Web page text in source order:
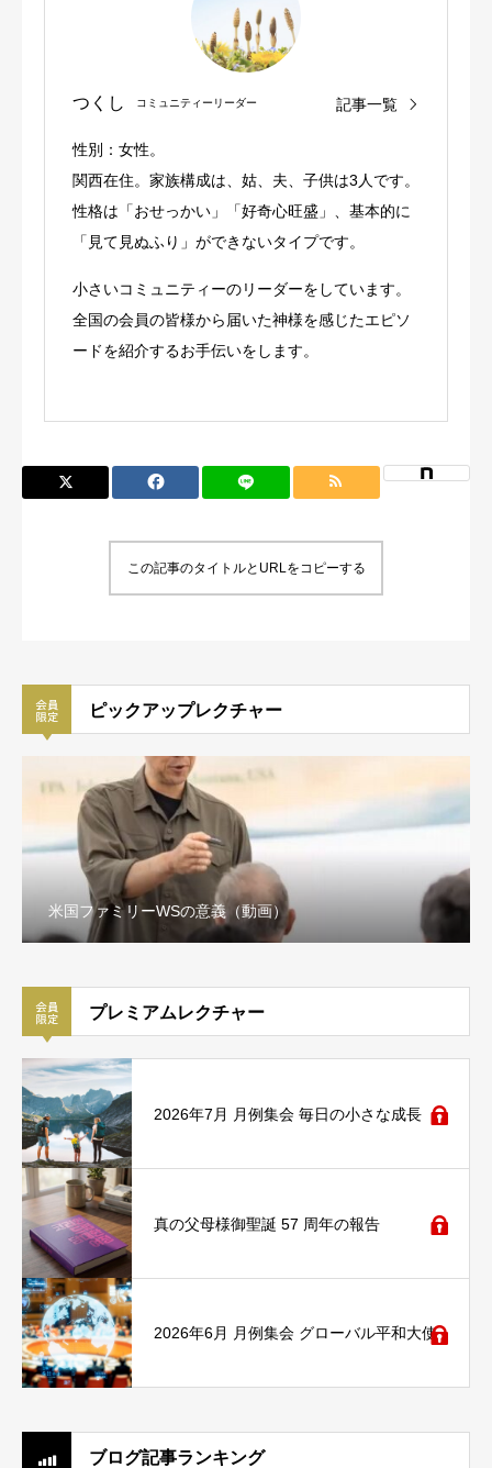
つくし コミュニティーリーダー 記事一覧
性別：女性。
関西在住。家族構成は、姑、夫、子供は3人です。
性格は「おせっかい」「好奇心旺盛」、基本的に
「見て見ぬふり」ができないタイプです。
小さいコミュニティーのリーダーをしています。
全国の会員の皆様から届いた神様を感じたエピソ
ードを紹介するお手伝いをします。
この記事のタイトルとURLをコピーする
ピックアップレクチャー
米国ファミリーWSの意義（動画）
プレミアムレクチャー
2026年7月 月例集会 毎日の小さな成長
真の父母様御聖誕 57 周年の報告
2026年6月 月例集会 グローバル平和大使
ブログ記事ランキング